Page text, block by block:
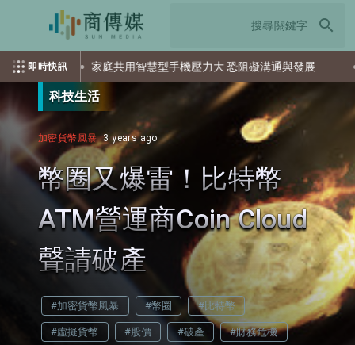
search
即時快訊家庭共用智慧型手機壓力大 恐阻礙溝通與發展 英國
科技生活
加密貨幣風暴 3 years ago
幣圈又爆雷！比特幣
ATM營運商Coin Cloud
聲請破產
#加密貨幣風暴 #幣圈 #比特幣
#虛擬貨幣 #股價 #破產 #財務危機